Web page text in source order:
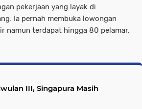
pekerjaan yang layak di
Ia pernah membuka lowongan
namun terdapat hingga 80 pelamar.
III, Singapura Masih